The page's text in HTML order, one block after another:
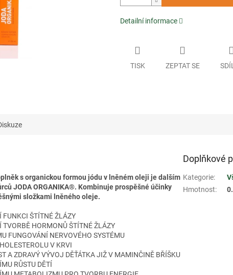
Detailní informace
TISK ZEPTAT SE
s organickou formou jódu v lněném oleji je dalším
JODA ORGANIKA®. Kombinuje prospěšné účinky
složkami lněného oleje.
ŠTÍTNÉ ŽLÁZY
HORMONŮ ŠTÍTNÉ ŽLÁZY
FUNGOVÁNÍ NERVOVÉHO SYSTÉMU
V KRVI
A ZDRAVÝ VÝVOJ DĚŤÁTKA JIŽ V MAMINČINĚ BŘÍŠKU
RŮSTU DĚTÍ
Doplňkové
Kategorie:
Hmotnost: